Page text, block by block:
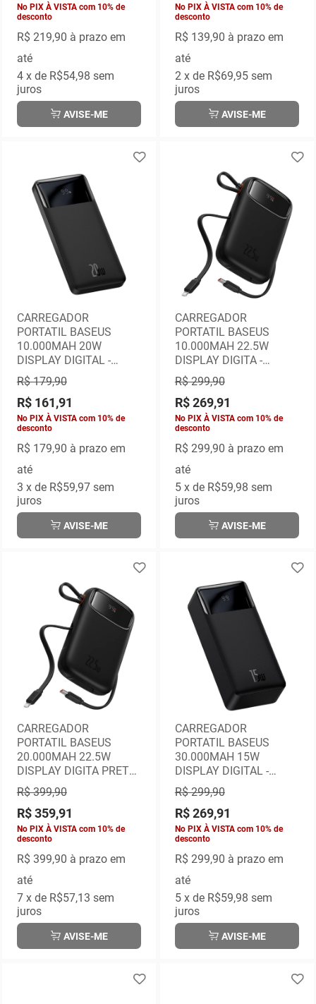
No PIX À VISTA com 10% de
desconto
R$ 219,90 à prazo em
até
4x de R$54,98 sem
juros
AVISE-ME
No PIX À VISTA com 10% de
desconto
R$ 139,90 à prazo em
até
2x de R$69,95sem
juros
AVISE-ME
CARREGADOR
PORTATIL BASEUS
10.000MAH 20W
DISPLAY DIGITAL -
PPBD050301
R$ 179,90
R$ 161,91
No PIX À VISTA com 10% de
desconto
R$ 179,90 à prazo em
até
3 x de R$59,97sem
juros
AVISE-ME
CARREGADOR
PORTATIL BASEUS
10.000MAH 22.5W
DISPLAY DIGITA -
P10055003113-00
R$ 299,90
R$ 269,91
No PIX À VISTA com 10% de
desconto
R$ 299,90 à prazo em
até
5x de R$59,98 sem
juros
AVISE-ME
CARREGADOR
PORTATIL BASEUS
20.000MAH 22.5W
DISPLAY DIGITA PRETO
- P10055003113-00
R$ 399,90
R$ 359,91
No PIX À VISTA com 10% de
desconto
R$ 399,90 à prazo em
até
7x de R$57,13 sem
juros
AVISE-ME
CARREGADOR
PORTATIL BASEUS
30.000MAH 15W
DISPLAY DIGITAL -
PPBD050201
R$ 299,90
R$ 269,91
No PIX À VISTA com 10% de
desconto
R$ 299,90 à prazo em
até
5x de R$59,98 sem
juros
AVISE-ME